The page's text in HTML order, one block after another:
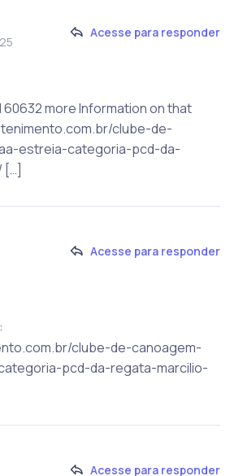
Acesse para responder
60632 more Information on that
clube-de-
estreia-categoria-pcd-da-
[…]
Acesse para responder
clube-de-canoagem-
pcd-da-regata-marcilio-
Acesse para responder